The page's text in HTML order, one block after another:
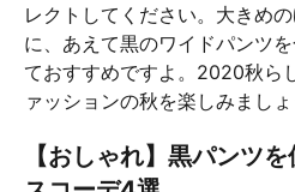
レクトしてください。大きめ
に、あえて黒のワイドパンツ
ておすすめですよ。2020秋ら
ァッションの秋を楽しみましょ
【おしゃれ】黒パンツ